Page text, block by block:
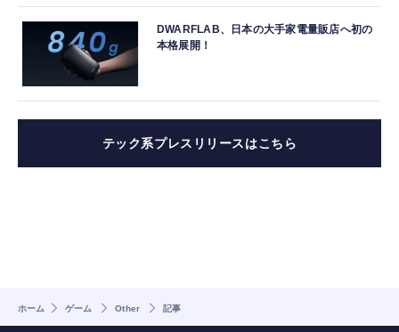
DWARFLAB、日本の大手家電量販店へ初の
本格展開！
テック系プレスリリースはこちら
ホーム ゲーム Other 記事